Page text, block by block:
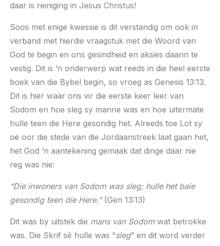
daar is reiniging in Jesus Christus!
Soos met enige kwessie is dit verstandig om ook in
verband met hierdie vraagstuk met die Woord van
God te begin en ons gesindheid en aksies daarin te
vestig. Dit is ‘n onderwerp wat reeds in die heel eerste
boek van die Bybel begin, so vroeg as Genesis 13:13.
Dit is hier waar ons vir die eerste keer leer van
Sodom en hoe sleg sy manne was en hoe uitermate
hulle teen die Here gesondig het. Alreeds toe Lot sy
oë oor die stede van die Jordaanstreek laat gaan het,
het God ‘n aantekening gemaak dat dinge daar nie
reg was nie:
“Die inwoners van Sodom was sleg; hulle het baie
gesondig teen die Here.” (Gen 13:13)
Dit was by uitstek die mans van Sodomwat betrokke
was. Die Skrif sê hulle was “sleg” en dit word verder